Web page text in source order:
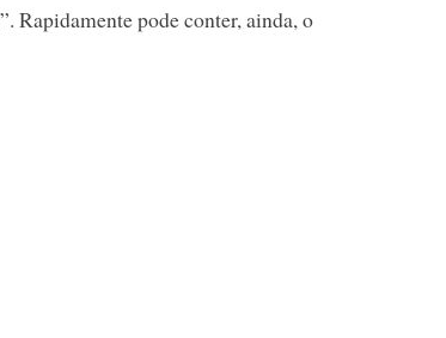
Rapidamente pode conter, ainda, o